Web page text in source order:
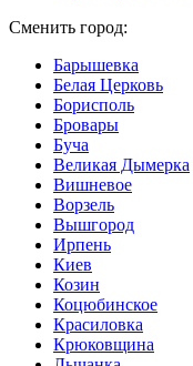
Сменить город:
Барышевка
Белая Церковь
Борисполь
Бровары
Буча
Великая Дымерка
Вишневое
Ворзель
Вышгород
Ирпень
Киев
Козин
Коцюбинское
Красиловка
Крюковщина